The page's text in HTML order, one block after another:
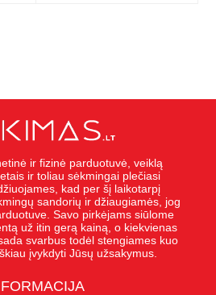
ir fizinė parduotuvė, veiklą
ir toliau sėkmingai plečiasi
kad per šį laikotarpį
sandorių ir džiaugiamės, jog
Savo pirkėjams siūlome
už itin gerą kainą, o kiekvienas
svarbus todėl stengiames kuo
įvykdyti Jūsų užsakymus.